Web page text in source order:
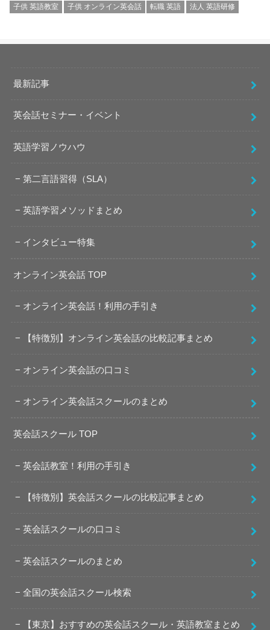
子供 英語教室
子供 オンライン英会話 転職 英語 法人 英語研修
最新記事
英会話セミナー・イベント
英語学習ノウハウ
第二言語習得（SLA）
英語学習メソッドまとめ
インタビュー特集
オンライン英会話 TOP
オンライン英会話！利用の手引き
【特徴別】オンライン英会話の比較記事まとめ
オンライン英会話の口コミ
オンライン英会話スクールのまとめ
英会話スクール TOP
英会話教室！利用の手引き
【特徴別】英会話スクールの比較記事まとめ
英会話スクールの口コミ
英会話スクールのまとめ
全国の英会話スクール検索
【東京】おすすめの英会話スクール・英語教室まとめ